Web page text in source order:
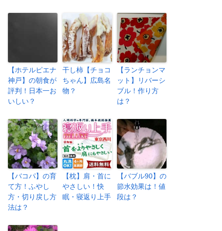
【ホテルピエナ
神戸】の朝食が
評判！日本一お
いしい？
干し柿【チョコ
ちゃん】広島名
物？
【ランチョンマ
ット】リバーシ
ブル！作り方
は？
【バコパ】の育
て方！ふやし
方・切り戻し方
法は？
【枕】肩・首に
やさしい！快
眠・寝返り上手
【バブル90】の
節水効果は！値
段は？